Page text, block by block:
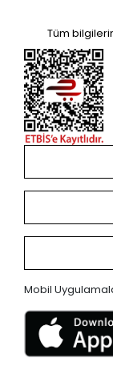
Tüm
Mobil